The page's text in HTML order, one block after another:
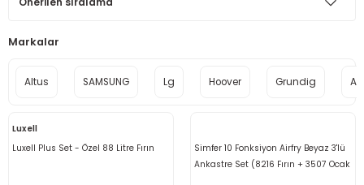
Markalar
Altus SAMSUNG Lg Hoover Grundig
Luxell
Luxell Plus Set - Özel 88 Litre Fırın
Simfer 10 Fonksiyon Airfry Beyaz 3'lü
Ankastre Set (8216 Fırın + 3507 Ocak